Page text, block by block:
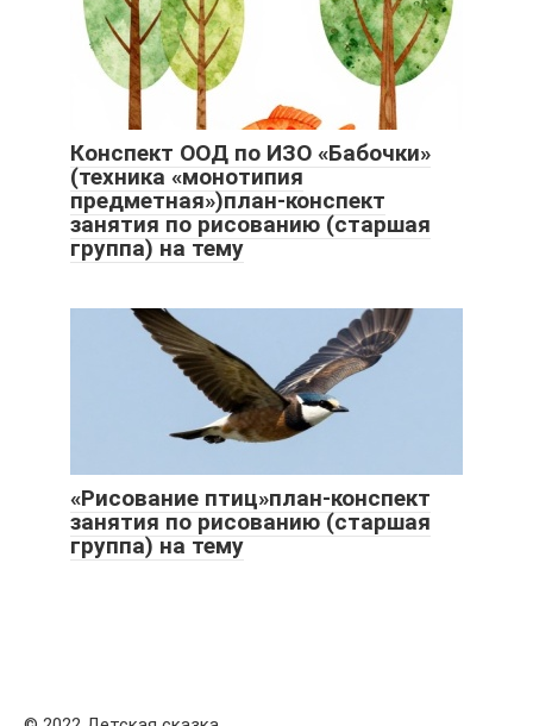
Конспект ООД по ИЗО «Бабочки»
(техника «монотипия
предметная»)план-конспект
занятия по рисованию (старшая
группа) на тему
«Рисование птиц»план-конспект
занятия по рисованию (старшая
группа) на тему